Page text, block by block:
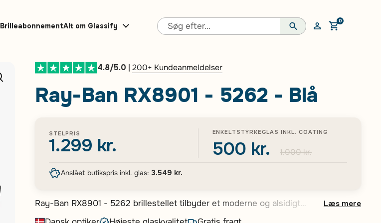
BrilleabonnementAlt om Glassify Åben vogn
0
4.8/5.0 | 200+ Kundeanmeldelser
Ray-Ban RX8901 - 5262 - Blå
STELPRIS
1.299 kr.
ENKELTSTYRKEGLAS INKL. COATING
500 kr. 1.000 kr.
Anslået butikspris inkl. glas: 3.549 kr.
Ray-Ban RX8901 - 5262 brillestellet tilbyder et moderne og alsidigt
design, perfekt til den stilbevidste mand. Disse rektangulære stel
Læs mere